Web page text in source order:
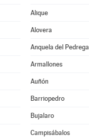
Alique
Alovera
Anquela del Pedregal
Armallones
Auñón
Barriopedro
Bujalaro
Campisábalos